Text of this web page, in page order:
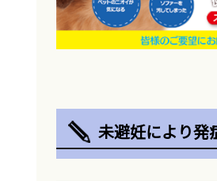
未避妊により発